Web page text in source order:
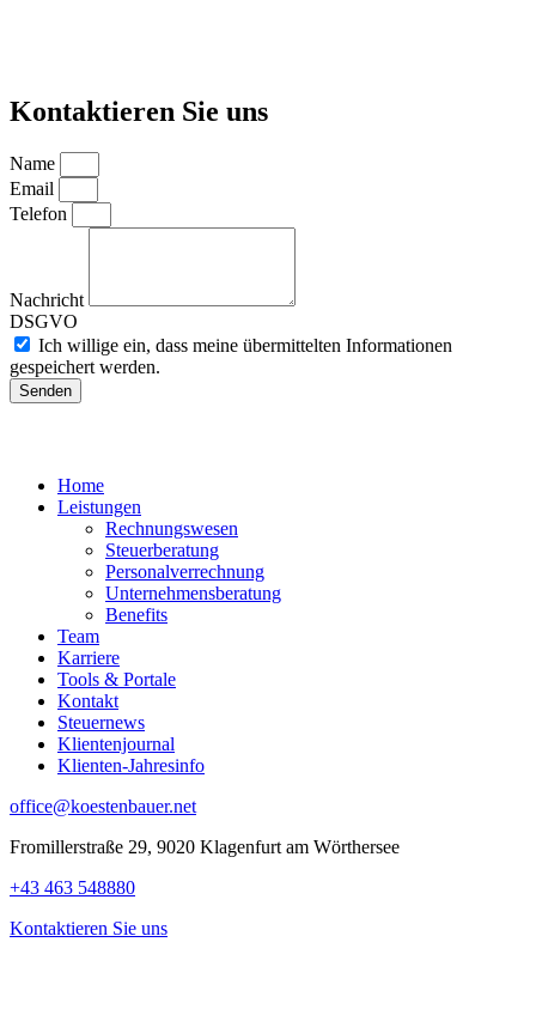
Kontaktieren Sie uns
Name
Email
Telefon
Nachricht
DSGVO
Ich willige ein, dass meine übermittelten Informationen
gespeichert werden.
Senden
Home
Leistungen
Rechnungswesen
Steuerberatung
Personalverrechnung
Unternehmensberatung
Benefits
Team
Karriere
Tools & Portale
Kontakt
Steuernews
Klientenjournal
Klienten-Jahresinfo
office@koestenbauer.net
Fromillerstraße 29, 9020 Klagenfurt am Wörthersee
+43 463 548880
Kontaktieren Sie uns